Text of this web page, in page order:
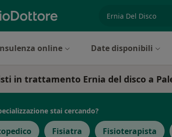
online Date disponibili
in trattamento Ernia del disco a
stai cercando?
Fisiatra Fisioterapista